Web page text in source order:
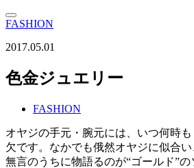
FASHION
2017.05.01
色金ジュエリー
FASHION
オヤジの手元・腕元には、いつ何時
欠です。なかでも俄然オヤジに似合
無言のうちに物語るのが“ゴールド”